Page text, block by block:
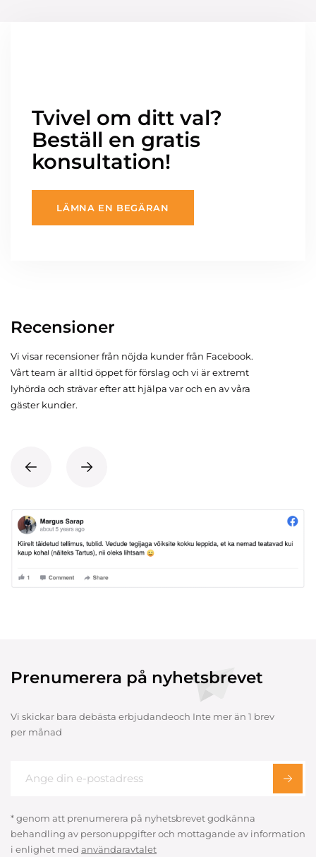
Tvivel om ditt val?
Beställ en gratis
konsultation!
LÄMNA EN BEGÄRAN
Recensioner
Vi visar recensioner från nöjda kunder från Facebook.
Vårt team är alltid öppet för förslag och vi är extremt
lyhörda och strävar efter att hjälpa var och en av våra
gäster kunder.
Prenumerera på nyhetsbrevet
Vi skickar bara debästa erbjudandeoch Inte mer än 1 brev
per månad
* genom att prenumerera på nyhetsbrevet godkänna
behandling av personuppgifter och mottagande av information
i enlighet med användaravtalet